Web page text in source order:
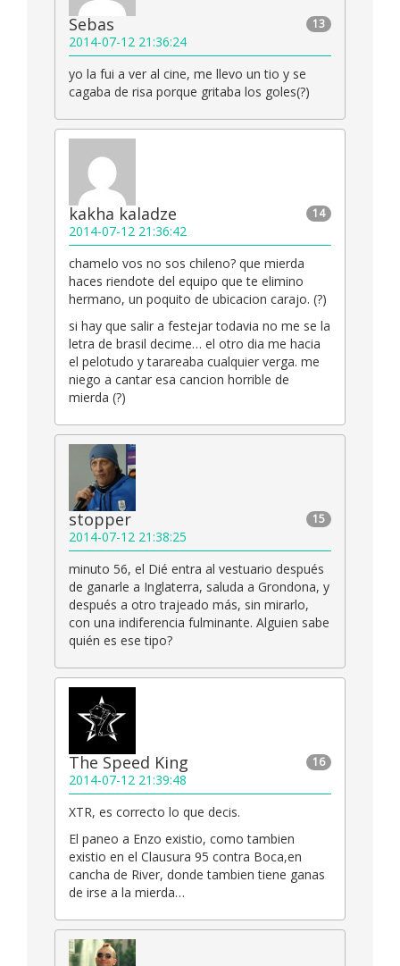
13
Sebas
2014-07-12 21:36:24
yo la fui a ver al cine, me llevo un tio y se
cagaba de risa porque gritaba los goles(?)
14
kakha kaladze
2014-07-12 21:36:42
chamelo vos no sos chileno? que mierda
haces riendote del equipo que te elimino
hermano, un poquito de ubicacion carajo. (?)
si hay que salir a festejar todavia no me se la
letra de brasil decime… el otro dia me hacia
el pelotudo y tarareaba cualquier verga. me
niego a cantar esa cancion horrible de
mierda (?)
15
stopper
2014-07-12 21:38:25
minuto 56, el Dié entra al vestuario después
de ganarle a Inglaterra, saluda a Grondona, y
después a otro trajeado más, sin mirarlo,
con una indiferencia fulminante. Alguien sabe
quién es ese tipo?
16
The Speed King
2014-07-12 21:39:48
XTR, es correcto lo que decis.
El paneo a Enzo existio, como tambien
existio en el Clausura 95 contra Boca,en
cancha de River, donde tambien tiene ganas
de irse a la mierda…